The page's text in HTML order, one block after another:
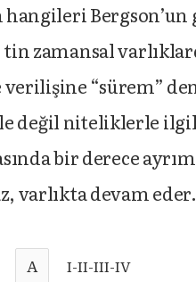
hangileri
zamansal
verilişine “sürem”
değil niteliklerle
bir derece
varlıkta devam eder.
A I-II-III-IV